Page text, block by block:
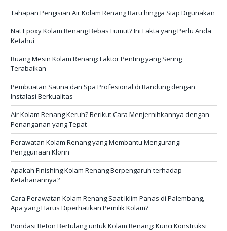
Tahapan Pengisian Air Kolam Renang Baru hingga Siap Digunakan
Nat Epoxy Kolam Renang Bebas Lumut? Ini Fakta yang Perlu Anda
Ketahui
Ruang Mesin Kolam Renang: Faktor Penting yang Sering
Terabaikan
Pembuatan Sauna dan Spa Profesional di Bandung dengan
Instalasi Berkualitas
Air Kolam Renang Keruh? Berikut Cara Menjernihkannya dengan
Penanganan yang Tepat
Perawatan Kolam Renang yang Membantu Mengurangi
Penggunaan Klorin
Apakah Finishing Kolam Renang Berpengaruh terhadap
Ketahanannya?
Cara Perawatan Kolam Renang Saat Iklim Panas di Palembang,
Apa yang Harus Diperhatikan Pemilik Kolam?
Pondasi Beton Bertulang untuk Kolam Renang: Kunci Konstruksi